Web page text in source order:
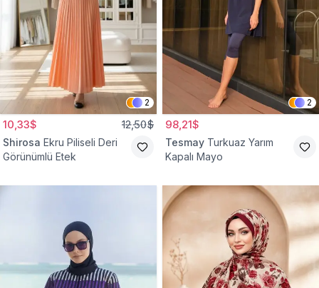
2
10,33$ 12,50$
Shirosa Ekru Piliseli Deri
Görünümlü Etek
2
98,21$
Tesmay Turkuaz Yarım
Kapalı Mayo